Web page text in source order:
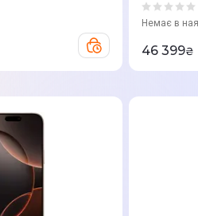
Немає в
46 399₴